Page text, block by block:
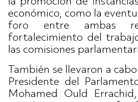
económico, como la
foro entre ambas
fortalecimiento del
las comisiones
También se llevaron a
Presidente del
Mohamed Ould